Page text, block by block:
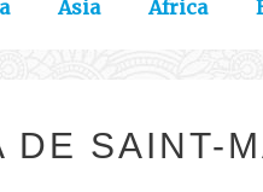
Ásia África
DE SAINT-